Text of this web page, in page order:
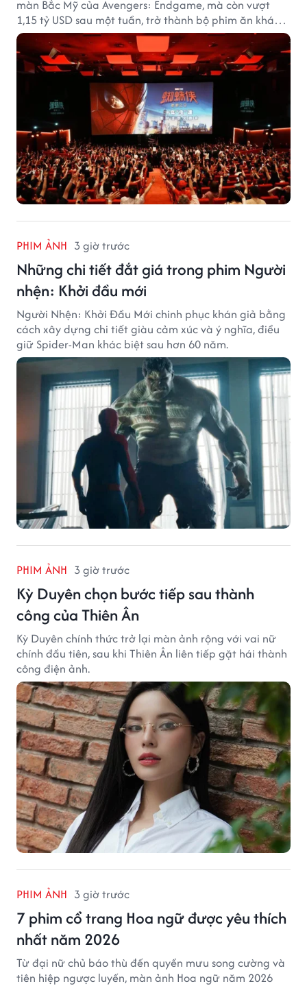
màn Bắc Mỹ của Avengers: Endgame, mà còn vượt
1,15 tỷ USD sau một tuần, trở thành bộ phim ăn khách
nhất năm 2026.
PHIM ẢNH 3 giờ trước
Những chi tiết đắt giá trong phim Người
nhện: Khởi đầu mới
Người Nhện: Khởi Đầu Mới chinh phục khán giả bằng
cách xây dựng chi tiết giàu cảm xúc và ý nghĩa, điều
giữ Spider-Man khác biệt sau hơn 60 năm.
PHIM ẢNH 3 giờ trước
Kỳ Duyên chọn bước tiếp sau thành
công của Thiên Ân
Kỳ Duyên chính thức trở lại màn ảnh rộng với vai nữ
chính đầu tiên, sau khi Thiên Ân liên tiếp gặt hái thành
công điện ảnh.
PHIM ẢNH 3 giờ trước
7 phim cổ trang Hoa ngữ được yêu thích
nhất năm 2026
Từ đại nữ chủ báo thù đến quyền mưu song cường và
tiên hiệp ngược luyến, màn ảnh Hoa ngữ năm 2026